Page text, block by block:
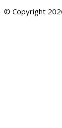
© Copyright